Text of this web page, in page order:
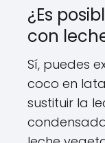
¿Es
con
Sí, puedes
coco en
sustituir la